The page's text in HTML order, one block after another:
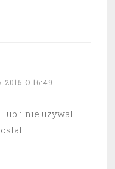
2015 O 16:49
lub i nie uzywal